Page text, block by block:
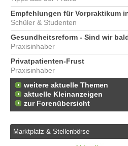
Empfehlungen für Vorpraktikum
Schüler & Studenten
Gesundheitsreform - Sind wir
Praxisinhaber
Privatpatienten-Frust
Praxisinhaber
weitere aktuelle Themen
aktuelle Kleinanzeigen
zur Forenübersicht
Marktplatz & Stellenbörse